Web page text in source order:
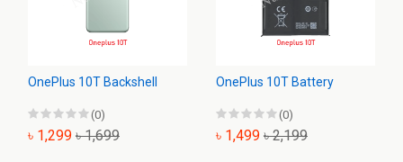
OnePlus 10T Backshell
(0)
৳ 1,299 ৳ 1,699
OnePlus 10T Battery
(0)
৳ 1,499 ৳ 2,199